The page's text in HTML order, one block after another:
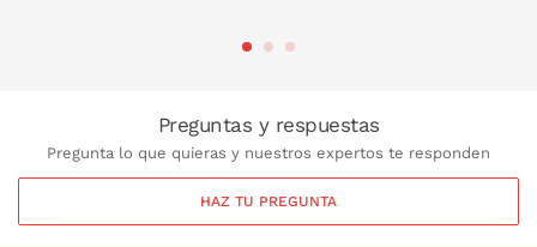
Preguntas y respuestas
Pregunta lo que quieras y nuestros expertos te responden
HAZ TU PREGUNTA